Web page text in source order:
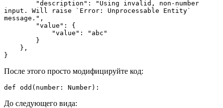
input. Will raise `Error: Unprocessable Entity`
message.",
        "value": {
            "value": "abc"
        }
    },
}
После этого просто модифицируйте код:
def odd(number: Number):
До следующего вида: